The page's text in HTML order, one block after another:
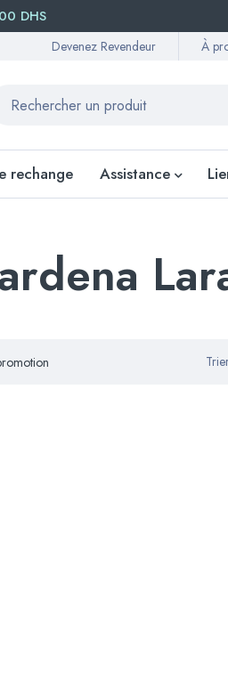
DHS
Devenez Revendeur À
rechange Assistance